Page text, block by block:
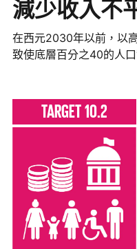
減少收入不
在西元2030年以前，以
致使底層百分之40的人
TARGET 10.2